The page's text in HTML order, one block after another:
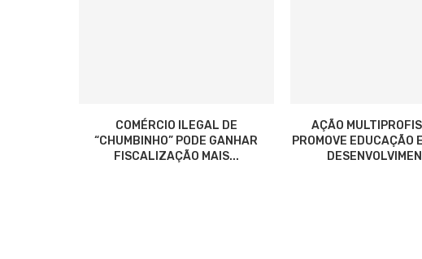
COMÉRCIO ILEGAL DE
“CHUMBINHO” PODE GANHAR
FISCALIZAÇÃO MAIS...
AÇÃO
PROMOVE EDUCAÇÃO